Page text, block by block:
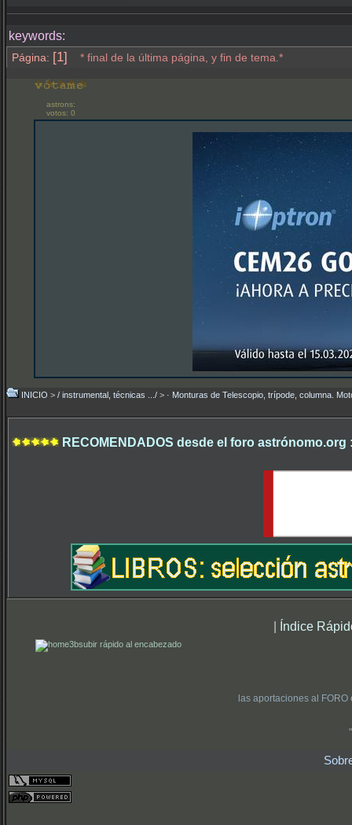
keywords:
Página: [1] * final de la última página, y fin de tema.*
astrons:
votos: 0
INICIO > / instrumental, técnicas .../ > · Monturas de Telescopio, trípode, columna.
RECOMENDADOS desde el foro astrónomo.org
| Índice
subir rápido al encabezado
las aportaciones al